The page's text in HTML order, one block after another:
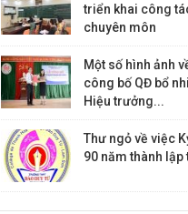
triển khai công
chuyên môn
Một số hình ảnh
công bố QĐ bổ
Hiệu trưởng...
Thư ngỏ về việc
90 năm thành lập